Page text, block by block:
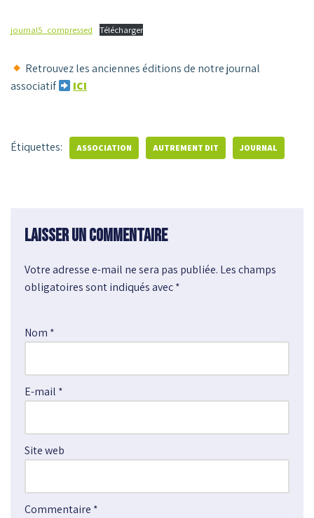
journal5_compressed Télécharger
Retrouvez les anciennes éditions de notre journal
associatif
ICI
Étiquettes: ASSOCIATION AUTREMENT DIT JOURNAL
Laisser un commentaire
Votre adresse e-mail ne sera pas publiée. Les champs
obligatoires sont indiqués avec*
Nom *
E-mail *
Site web
Commentaire *
A
l
r
a
t
e
: